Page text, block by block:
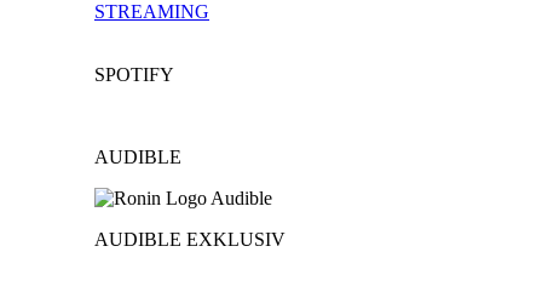
STREAMING
SPOTIFY
AUDIBLE
AUDIBLE EXKLUSIV